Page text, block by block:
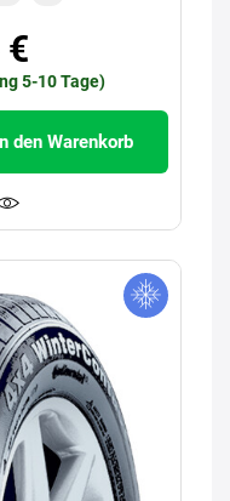
€
5-10 Tage)
den Warenkorb